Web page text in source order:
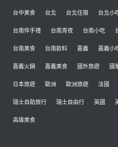
台中美食 台北 台北住宿 台北小
台南伴手禮 台南宵夜 台南小吃
台南美食 台南飲料 嘉義 嘉義小
嘉義火鍋 嘉義美食 國外旅遊 國
日本旅遊 歐洲 歐洲旅遊 法國
瑞士自助旅行 瑞士自由行 英國
高雄美食